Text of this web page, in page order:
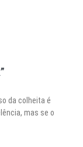
da colheita é
mas se o